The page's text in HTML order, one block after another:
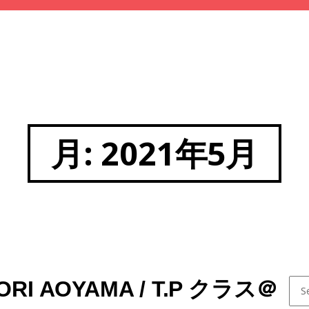
月: 2021年5月
AOYAMA / T.P クラス＠
for: